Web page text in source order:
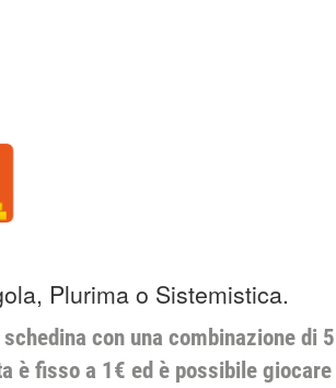
Plurima o Sistemistica.
con una combinazione di 5
è fisso a 1€ ed è possibile giocare